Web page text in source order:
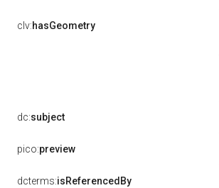
clv:hasGeometry
dc:subject
pico:preview
dcterms:isReferencedBy